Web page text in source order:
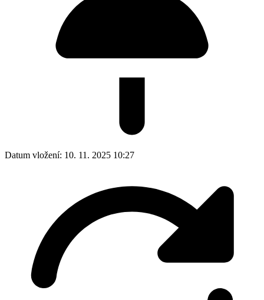
Datum vložení: 10. 11. 2025 10:27